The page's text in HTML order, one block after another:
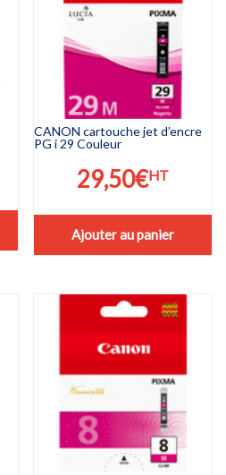
CANON cartouche jet d’encre
PG i 29 Couleur
29,50€HT
Ajouter au panier